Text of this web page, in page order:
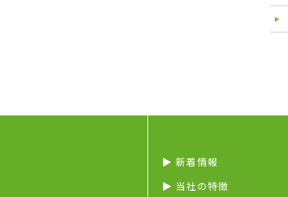
▶︎ 新着情報
▶︎ 当社の特徴